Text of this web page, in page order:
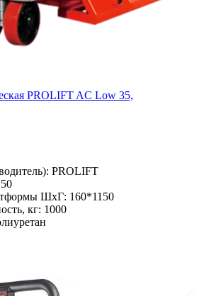
PROLIFT AC Low 35,
PROLIFT
ШxГ: 160*1150
кг: 1000